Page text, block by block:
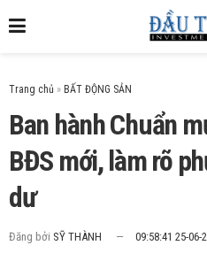
Trang chủ »
Ban hành Chuẩn
BĐS mới, làm rõ
dư
Đăng bởi SỸ THÀNH 09:58:41 25-06-